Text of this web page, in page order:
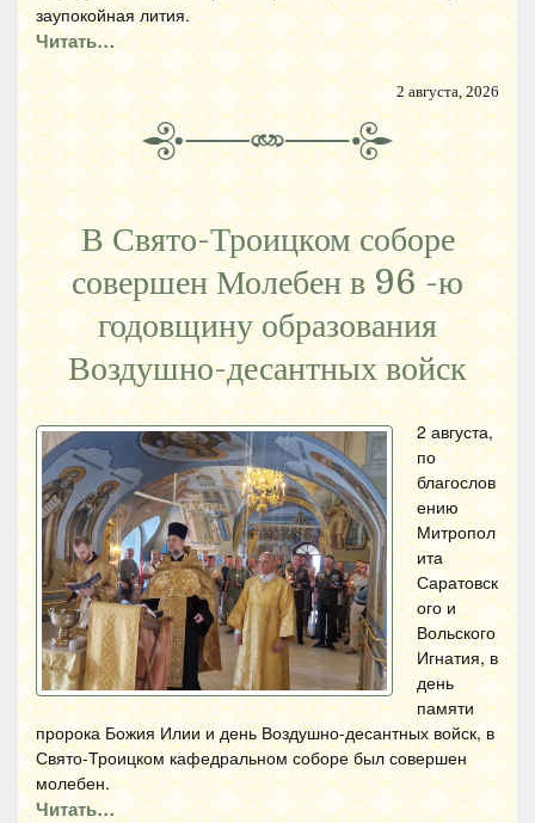
заупокойная лития.
Читать…
2 августа, 2026
В Свято-Троицком соборе
совершен Молебен в 96 -ю
годовщину образования
Воздушно-десантных войск
2 августа,
по
благослов
ению
Митропол
ита
Саратовск
ого и
Вольского
Игнатия, в
день
памяти
пророка Божия Илии и день Воздушно-десантных войск, в
Свято-Троицком кафедральном соборе был совершен
молебен.
Читать…